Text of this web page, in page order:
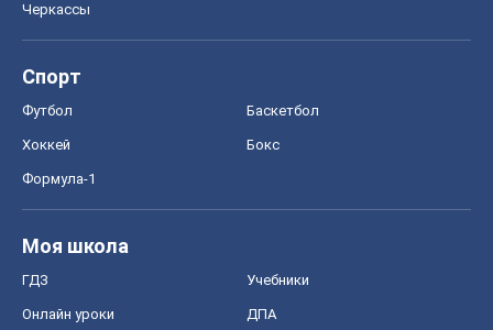
Черкассы
Спорт
Футбол Баскетбол
Хоккей Бокс
Формула-1
Моя школа
ГДЗ Учебники
Онлайн уроки ДПА